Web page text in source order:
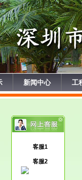
新闻中心 工
客服1
客服2